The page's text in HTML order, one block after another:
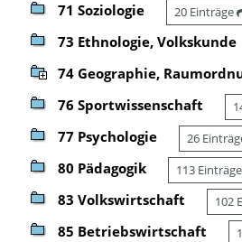
71 Soziologie 20 Einträge
73 Ethnologie, Volkskunde
74 Geographie,
76 Sportwissenschaft
77 Psychologie 26
80 Pädagogik 113 Einträge
83 Volkswirtschaft 102
85 Betriebswirtschaft